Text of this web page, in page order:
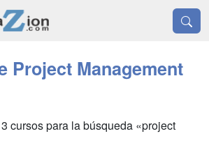
Project Management
cursos para la búsqueda «project